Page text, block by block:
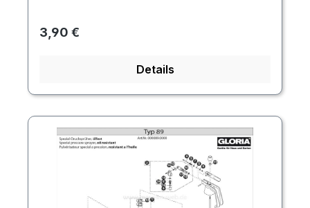
Regulärer Preis:
3,90 €
Details